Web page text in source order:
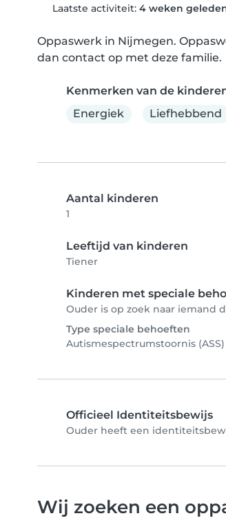
Laatste activiteit: 4 weken
Oppaswerk in Nijmegen.
dan contact op met deze familie.
Kenmerken van de
Energiek
Liefhebbend
Aantal kinderen
1
Leeftijd van kinderen
Tiener
Kinderen met speciale
Ouder is op zoek naar iemand
Type speciale behoeften
Autismespectrumstoornis (ASS)
Officieel Identiteitsbewijs
Ouder heeft een
Wij zoeken een